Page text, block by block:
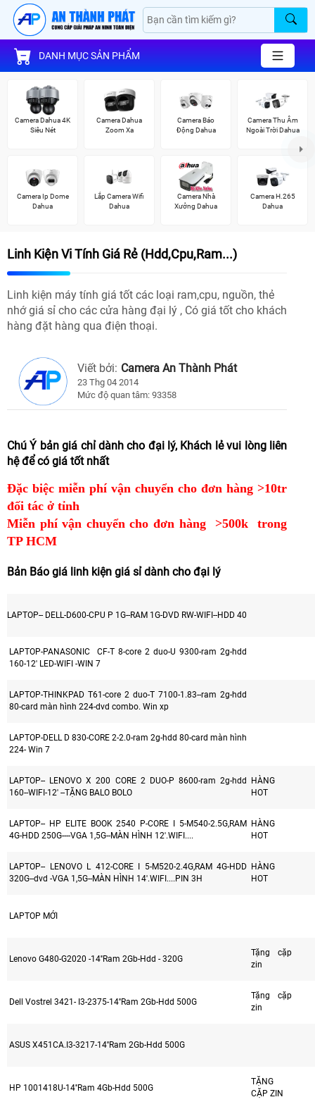
DANH MỤC SẢN PHẨM
Camera Dahua 4K
Siêu Nét
Camera Dahua
Zoom Xa
Camera Báo
Động Dahua
Camera Thu Âm
Ngoài Trời Dahua
Camera Ip Dome
Dahua
Lắp Camera Wifi
Dahua
Camera Nhà
Xưởng Dahua
Camera H.265
Dahua
Linh Kiện Vi Tính Giá Rẻ (Hdd,Cpu,Ram...)
Linh kiện máy tính giá tốt các loại ram,cpu, nguồn, thẻ
nhớ giá sỉ cho các cửa hàng đại lý , Có giá tốt cho khách
hàng đặt hàng qua điện thoại.
Viết bởi: Camera An Thành Phát
23 Thg 04 2014
Mức độ quan tâm: 93358
Chú Ý bản giá chỉ dành cho đại lý, Khách lẻ vui lòng liên
hệ để có giá tốt nhất
Đặc biệc miễn phí vận chuyển cho đơn hàng >10tr
đối tác ở tỉnh
Miễn phí vận chuyển cho đơn hàng
>500k
trong
TP HCM
Bản Báo giá linh kiện giá sỉ dành cho đại lý
LAPTOP-- DELL-D600-CPU P 1G--RAM 1G-DVD RW-WIFI--HDD 40
LAPTOP-PANASONIC CF-T 8-core 2 duo-U 9300-ram 2g-hdd
160-12' LED-WIFI -WIN 7
LAPTOP-THINKPAD T61-core 2 duo-T 7100-1.83--ram 2g-hdd
80-card màn hình 224-dvd combo. Win xp
LAPTOP-DELL D 830-CORE 2-2.0-ram 2g-hdd 80-card màn hình
224- Win 7
LAPTOP-- LENOVO X 200 CORE 2 DUO-P 8600-ram 2g-hdd
160--WIFI-12' --TẶNG BALO BOLO
HÀNG
HOT
LAPTOP-- HP ELITE BOOK 2540 P-CORE I 5-M540-2.5G,RAM
4G-HDD 250G----VGA 1,5G--MÀN HÌNH 12'.WIFI....
HÀNG
HOT
LAPTOP-- LENOVO L 412-CORE I 5-M520-2.4G,RAM 4G-HDD
320G--dvd -VGA 1,5G--MÀN HÌNH 14'.WIFI....PIN 3H
HÀNG
HOT
LAPTOP MỚI
Lenovo G480-G2020 -14''Ram 2Gb-Hdd - 320G
Tặng cặp
zin
Dell Vostrel 3421- I3-2375-14''Ram 2Gb-Hdd 500G
Tặng cặp
zin
ASUS X451CA.I3-3217-14''Ram 2Gb-Hdd 500G
HP 1001418U-14''Ram 4Gb-Hdd 500G
TẶNG
CẶP ZIN